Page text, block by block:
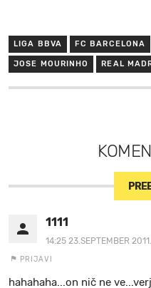
LIGA BBVA FC BARCELONA
JOSE MOURINHO REAL
1111
14:25 23.SEPTEMBER 2011.
PRIJAVI
hahahaha...on nič ne